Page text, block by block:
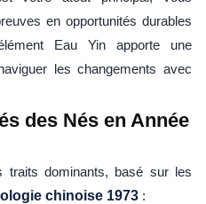
en opportunités durables
Eau Yin apporte une
les changements avec
des Nés en Année
traits dominants, basé sur les
chinoise 1973 :